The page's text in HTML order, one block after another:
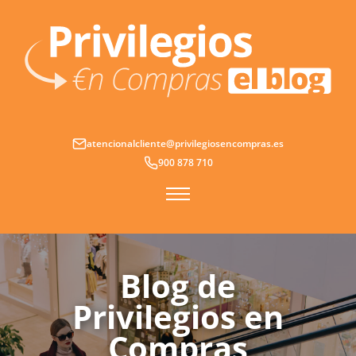
contenido
atencionalcliente@privilegiosencompras.es
900 878 710
Blog de
Privilegios en
Compras